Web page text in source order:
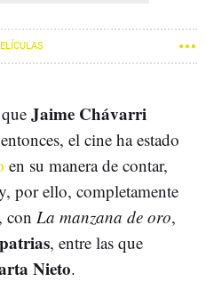
Jaime Chávarri
el cine ha estado
en su manera de contar,
por ello, completamente
con La manzana de oro,
, entre las que
Nieto.